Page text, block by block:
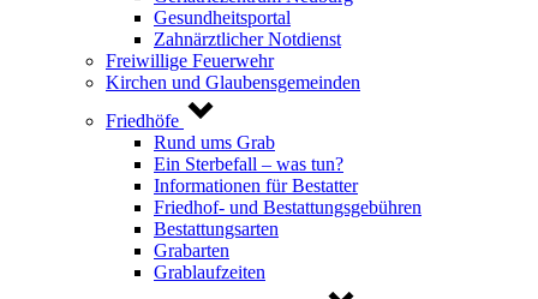
Gesundheitsportal
Zahnärztlicher Notdienst
Freiwillige Feuerwehr
Kirchen und Glaubensgemeinden
Friedhöfe
Rund ums Grab
Ein Sterbefall – was tun?
Informationen für Bestatter
Friedhof- und Bestattungsgebühren
Bestattungsarten
Grabarten
Grablaufzeiten